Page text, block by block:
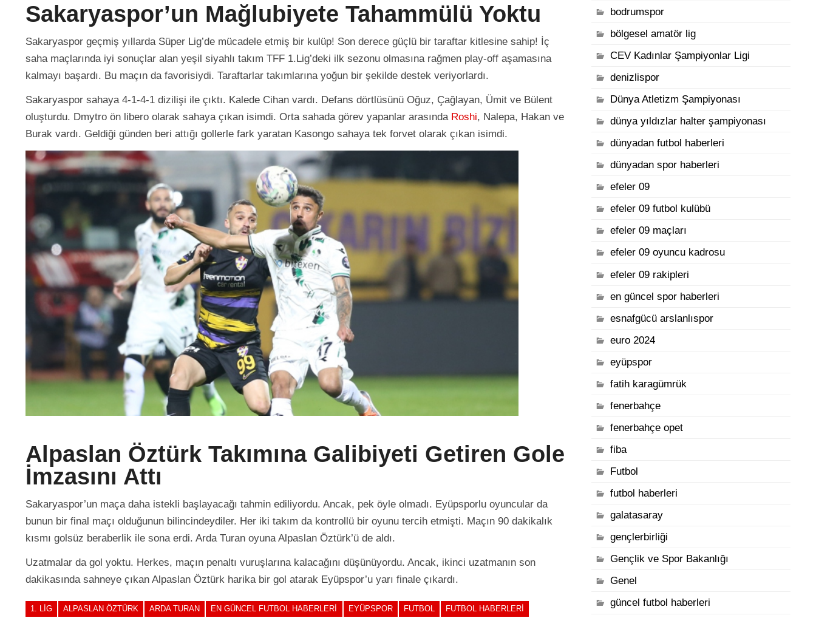
Sakaryaspor’un Mağlubiyete Tahammülü Yoktu
Sakaryaspor geçmiş yıllarda Süper Lig’de mücadele etmiş bir kulüp! Son derece güçlü bir taraftar kitlesine sahip! İç
saha maçlarında iyi sonuçlar alan yeşil siyahlı takım TFF 1.Lig’deki ilk sezonu olmasına rağmen play-off aşamasına
kalmayı başardı. Bu maçın da favorisiydi. Taraftarlar takımlarına yoğun bir şekilde destek veriyorlardı.
Sakaryaspor sahaya 4-1-4-1 dizilişi ile çıktı. Kalede Cihan vardı. Defans dörtlüsünü Oğuz, Çağlayan, Ümit ve Bülent
oluşturdu. Dmytro ön libero olarak sahaya çıkan isimdi. Orta sahada görev yapanlar arasında Roshi, Nalepa, Hakan ve
Burak vardı. Geldiği günden beri attığı gollerle fark yaratan Kasongo sahaya tek forvet olarak çıkan isimdi.
Alpaslan Öztürk Takımına Galibiyeti Getiren Gole
İmzasını Attı
Sakaryaspor’un maça daha istekli başlayacağı tahmin ediliyordu. Ancak, pek öyle olmadı. Eyüpsporlu oyuncular da
bunun bir final maçı olduğunun bilincindeydiler. Her iki takım da kontrollü bir oyunu tercih etmişti. Maçın 90 dakikalık
kısmı golsüz beraberlik ile sona erdi. Arda Turan oyuna Alpaslan Öztürk’ü de aldı.
Uzatmalar da gol yoktu. Herkes, maçın penaltı vuruşlarına kalacağını düşünüyordu. Ancak, ikinci uzatmanın son
dakikasında sahneye çıkan Alpaslan Öztürk harika bir gol atarak Eyüpspor’u yarı finale çıkardı.
1. LIG ALPASLAN ÖZTÜRK ARDA TURAN EN GÜNCEL FUTBOL HABERLERI EYÜPSPOR FUTBOL
FUTBOL HABERLERI
bodrumspor
bölgesel amatör lig
CEV Kadınlar Şampiyonlar Ligi
denizlispor
Dünya Atletizm Şampiyonası
dünya yıldızlar halter şampiyonası
dünyadan futbol haberleri
dünyadan spor haberleri
efeler 09
efeler 09 futbol kulübü
efeler 09 maçları
efeler 09 oyuncu kadrosu
efeler 09 rakipleri
en güncel spor haberleri
esnafgücü arslanlıspor
euro 2024
eyüpspor
fatih karagümrük
fenerbahçe
fenerbahçe opet
fiba
Futbol
futbol haberleri
galatasaray
gençlerbirliği
Gençlik ve Spor Bakanlığı
Genel
güncel futbol haberleri